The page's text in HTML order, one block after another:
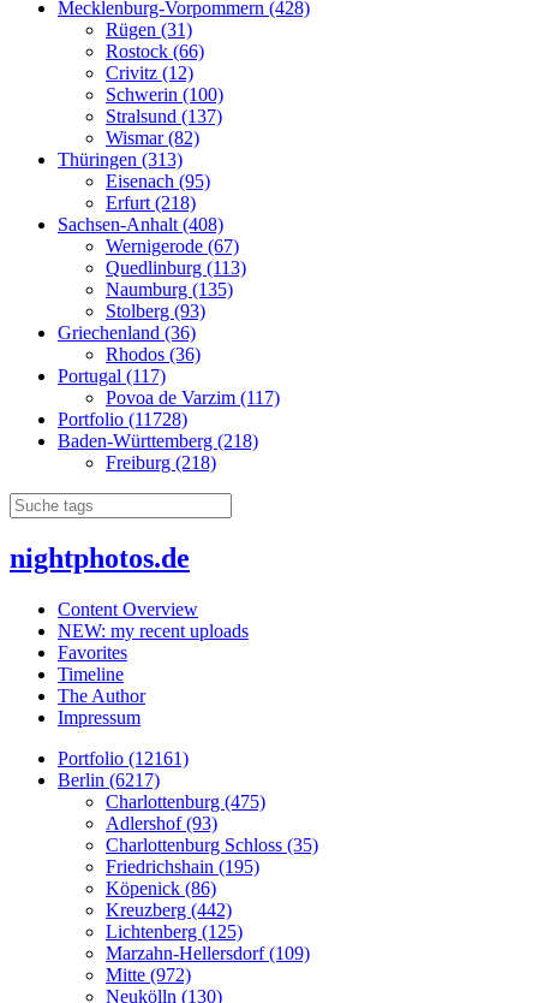
Mecklenburg-Vorpommern (428)
Rügen (31)
Rostock (66)
Crivitz (12)
Schwerin (100)
Stralsund (137)
Wismar (82)
Thüringen (313)
Eisenach (95)
Erfurt (218)
Sachsen-Anhalt (408)
Wernigerode (67)
Quedlinburg (113)
Naumburg (135)
Stolberg (93)
Griechenland (36)
Rhodos (36)
Portugal (117)
Povoa de Varzim (117)
Portfolio (11728)
Baden-Württemberg (218)
Freiburg (218)
nightphotos.de
Content Overview
NEW: my recent uploads
Favorites
Timeline
The Author
Impressum
Portfolio (12161)
Berlin (6217)
Charlottenburg (475)
Adlershof (93)
Charlottenburg Schloss (35)
Friedrichshain (195)
Köpenick (86)
Kreuzberg (442)
Lichtenberg (125)
Marzahn-Hellersdorf (109)
Mitte (972)
Neukölln (130)